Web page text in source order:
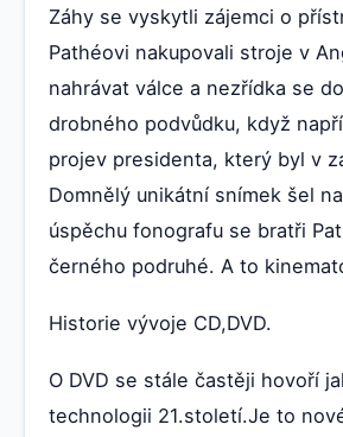
Záhy se vyskytli zájemci o
Pathéovi nakupovali stroje v
nahrávat válce a nezřídka se
drobného podvůdku, když
projev presidenta, který byl v
Domnělý unikátní snímek šel
úspěchu fonografu se bratři
černého podruhé. A to
Historie vývoje CD,DVD.
O DVD se stále častěji hovoří
technologii 21.století.Je to